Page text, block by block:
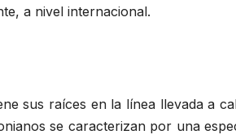
a nivel internacional.
sus raíces en la línea llevada a
se caracterizan por una